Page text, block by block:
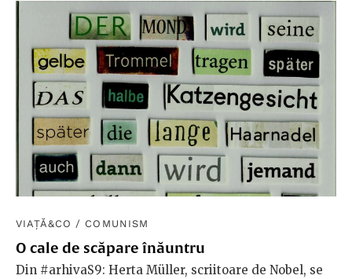
VIAȚĂ&CO / COMUNISM
O cale de scăpare înăuntru
Din #arhivaS9: Herta Müller, scriitoare de Nobel, se